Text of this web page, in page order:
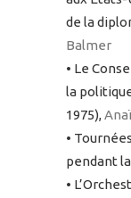
de la
Balmer
• Le
la
1975),
•
pendant
•